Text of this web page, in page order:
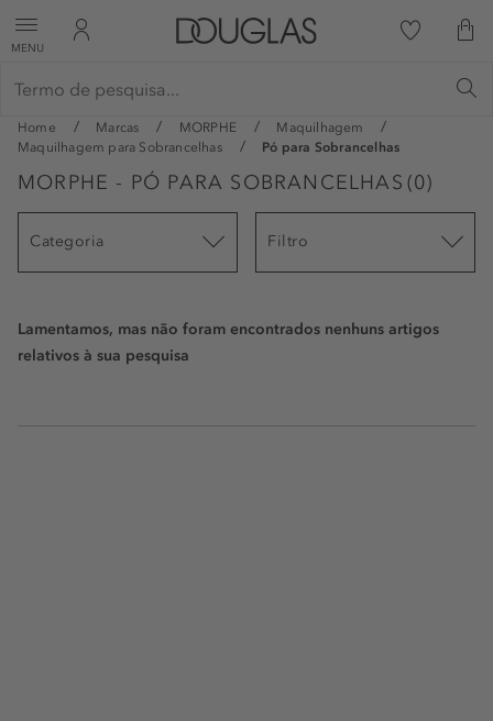
MENU
Home Marcas MORPHE
Maquilhagem
Maquilhagem para Sobrancelhas
Pó para Sobrancelhas
MORPHE - PÓ PARA SOBRANCELHAS (0)
Categoria Filtro
Lamentamos, mas não foram encontrados nenhuns artigos
relativos à sua pesquisa